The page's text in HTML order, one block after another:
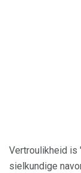
Vertroulikheid is
sielkundige